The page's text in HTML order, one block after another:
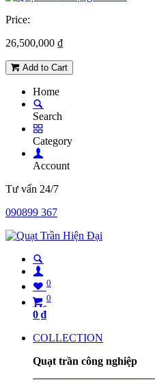
Price:
26,500,000 ₫
Add to Cart
Home
Search
Category
Account
Tư vấn 24/7
090899 367
0
0
0 ₫
COLLECTION
Quạt trần công nghiệp